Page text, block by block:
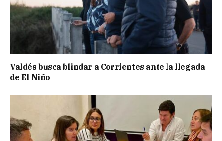
Valdés busca blindar a Corrientes ante la llegada
de El Niño